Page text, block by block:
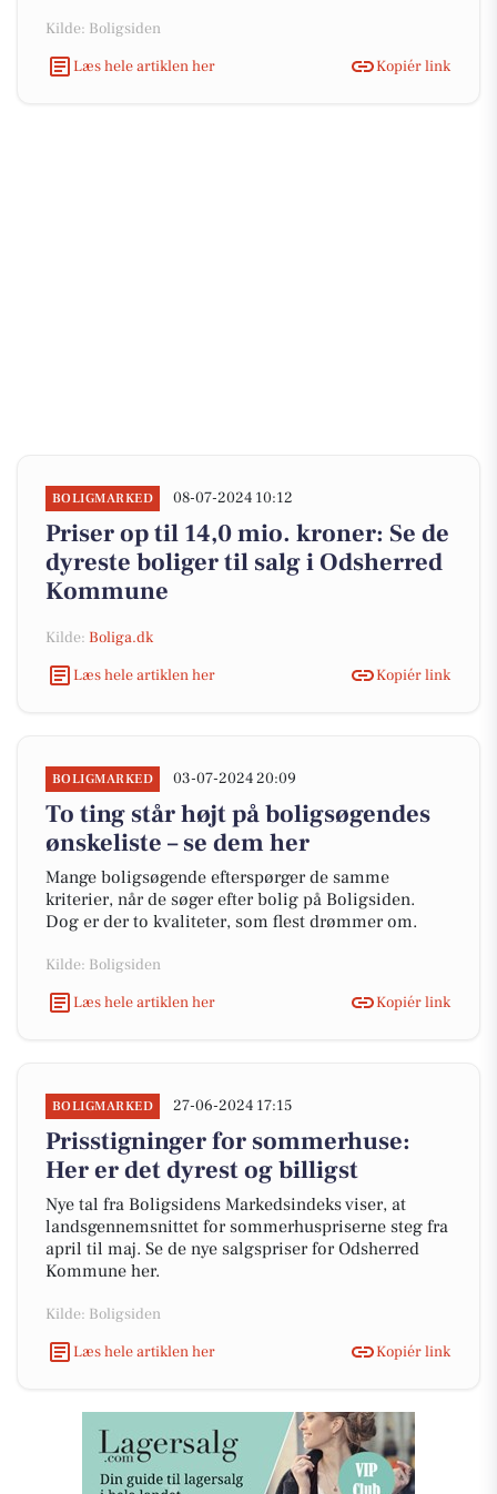
Kilde: Boligsiden
Læs hele artiklen her
Kopiér link
BOLIGMARKED 08-07-2024 10:12
Priser op til 14,0 mio. kroner: Se de
dyreste boliger til salg i Odsherred
Kommune
Kilde: Boliga.dk
Læs hele artiklen her
Kopiér link
BOLIGMARKED 03-07-2024 20:09
To ting står højt på boligsøgendes
ønskeliste – se dem her
Mange boligsøgende efterspørger de samme
kriterier, når de søger efter bolig på Boligsiden.
Dog er der to kvaliteter, som flest drømmer om.
Kilde: Boligsiden
Læs hele artiklen her
Kopiér link
BOLIGMARKED 27-06-2024 17:15
Prisstigninger for sommerhuse:
Her er det dyrest og billigst
Nye tal fra Boligsidens Markedsindeks viser, at
landsgennemsnittet for sommerhuspriserne steg fra
april til maj. Se de nye salgspriser for Odsherred
Kommune her.
Kilde: Boligsiden
Læs hele artiklen her
Kopiér link